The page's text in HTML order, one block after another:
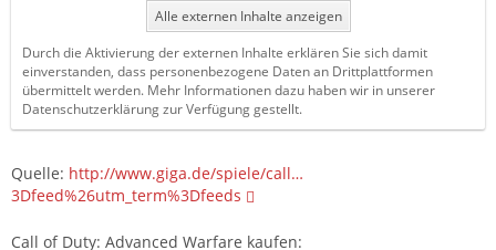
Alle externen Inhalte anzeigen
Durch die Aktivierung der externen Inhalte erklären Sie sich damit
einverstanden, dass personenbezogene Daten an Drittplattformen
übermittelt werden. Mehr Informationen dazu haben wir in unserer
Datenschutzerklärung zur Verfügung gestellt.
Quelle: http://www.giga.de/spiele/call…
3Dfeed%26utm_term%3Dfeeds
Call of Duty: Advanced Warfare kaufen: